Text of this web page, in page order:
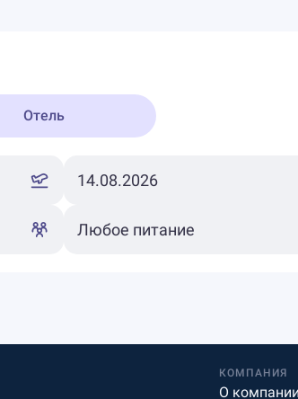
Отель
КОМПАНИЯ
О компании